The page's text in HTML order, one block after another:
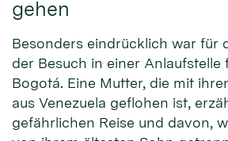
gehen
Besonders eindrücklich war für
der Besuch in einer Anlaufstelle
Bogotá. Eine Mutter, die mit
aus Venezuela geflohen ist,
gefährlichen Reise und davon,